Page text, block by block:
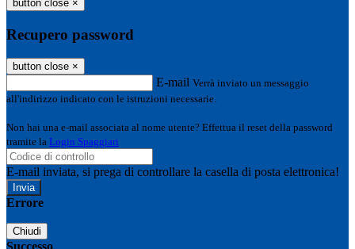
button close ×
Recupero password
button close ×
E-mail Verrà inviato un messaggio
all'indirizzo indicato con le istruzioni necessarie.
Non hai una e-mail associata al nome utente? Effettua il reset della password
tramite la Login Spaggiari
E-mail inviata, si prega di controllare la casella di posta elettronica!
Errore
Chiudi